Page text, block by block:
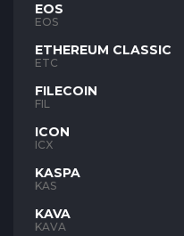
EOS
EOS
ETHEREUM CLASSIC
ETC
FILECOIN
FIL
ICON
ICX
KASPA
KAS
KAVA
KAVA